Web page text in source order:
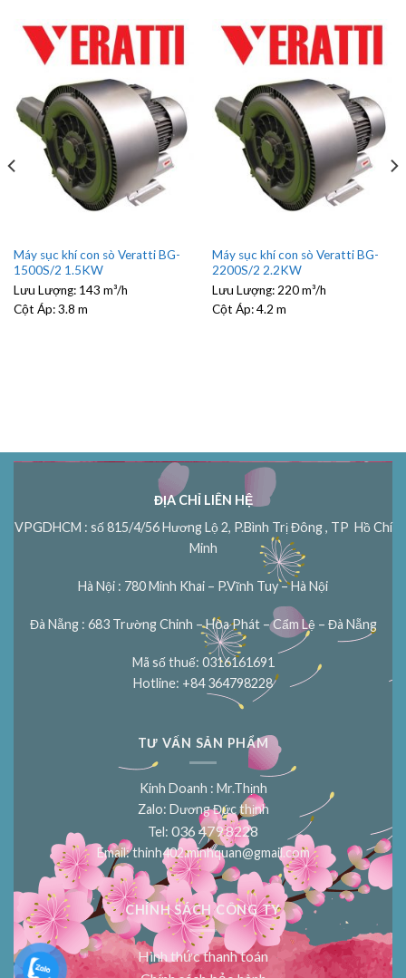
Máy sục khí con sò Veratti BG-
1500S/2 1.5KW
Lưu Lượng: 143 m³/h
Cột Áp:3.8 m
Máy sục khí con sò Veratti BG-
2200S/2 2.2KW
Lưu Lượng: 220 m³/h
Cột Áp:4.2 m
ĐỊA CHỈ LIÊN HỆ
VPGDHCM : số 815/4/56 Hương Lộ 2, P.Bình Trị Đông , TP Hồ Chí
Minh
Hà Nội : 780 Minh Khai – P.Vĩnh Tuy – Hà Nội
Đà Nẵng : 683 Trường Chinh – Hòa Phát – Cẩm Lệ – Đà Nẵng
Mã số thuế: 0316161691
Hotline: +84 364798228
TƯ VẤN SẢN PHẨM
Kinh Doanh : Mr.Thịnh
Zalo: Dương Đức thịnh
Tel: 036 479 8228
Email:thinh402.minhquan@gmail.com
CHÍNH SÁCH CÔNG TY
Hình thức thanh toán